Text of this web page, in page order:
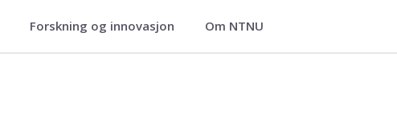
Forskning og innovasjon Om NTNU